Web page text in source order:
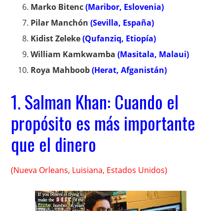
Marko Bitenc(Maribor, Eslovenia)
Pilar Manchón(Sevilla, España)
Kidist Zeleke(Qufanziq, Etiopía)
William Kamkwamba(Masitala, Malaui)
Roya Mahboob(Herat, Afganistán)
1. Salman Khan: Cuando el
propósito es más importante
que el dinero
(Nueva Orleans, Luisiana, Estados Unidos)